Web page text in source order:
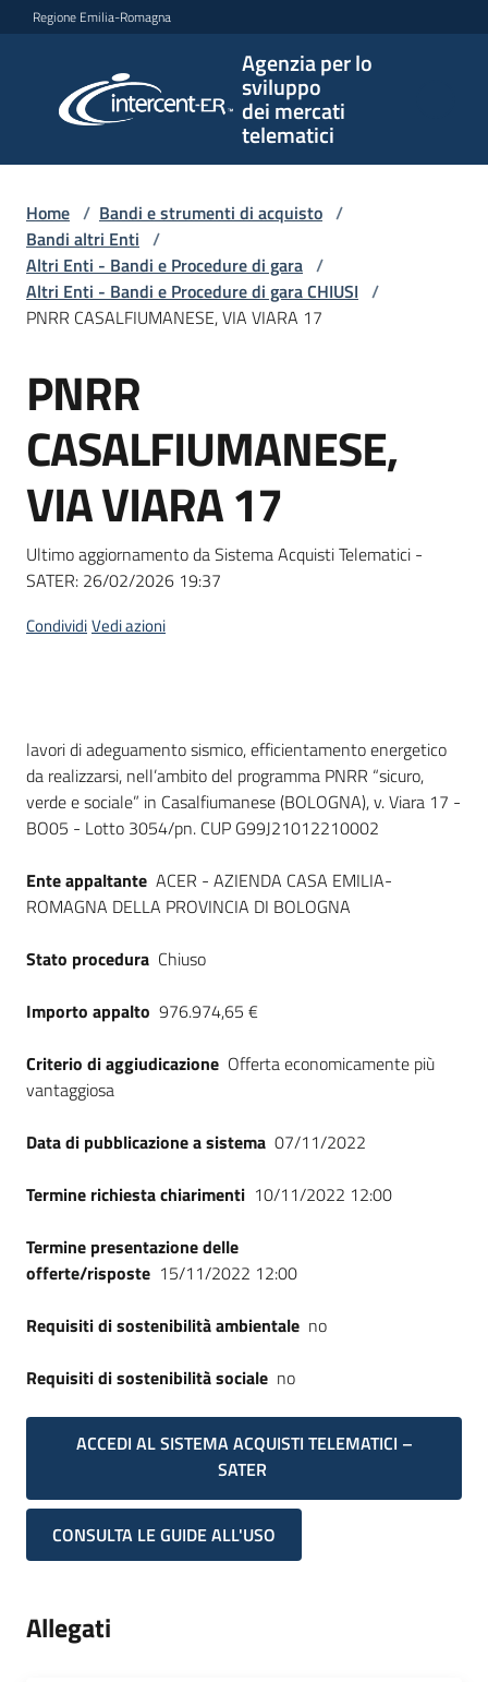
Vai al contenuto
Vai alla navigazione
Vai al footer
Regione Emilia-Romagna
Agenzia per lo
sviluppo
dei mercati
telematici
per lo
sviluppo
telematici
L'Agenzia
Bandi
strumenti
acquisto
Supporto
English
site
su
Home / Bandi e strumenti di acquisto /
Bandi altri Enti /
Altri Enti - Bandi e Procedure di gara /
Altri Enti - Bandi e Procedure di gara CHIUSI /
PNRR CASALFIUMANESE, VIA VIARA 17
Salta al contenuto
PNRR
CASALFIUMANESE,
VIA VIARA 17
Ultimo aggiornamento da Sistema Acquisti Telematici -
SATER: 26/02/2026 19:37
CondividiVedi azioni
Dati del bando
lavori di adeguamento sismico, efficientamento energetico
da realizzarsi, nell’ambito del programma PNRR “sicuro,
verde e sociale” in Casalfiumanese (BOLOGNA), v. Viara 17 -
BO05 - Lotto 3054/pn. CUP G99J21012210002
Ente appaltante ACER - AZIENDA CASA EMILIA-
ROMAGNA DELLA PROVINCIA DI BOLOGNA
Stato procedura Chiuso
Importo appalto 976.974,65 €
Criterio di aggiudicazione Offerta economicamente più
vantaggiosa
Data di pubblicazione a sistema 07/11/2022
Termine richiesta chiarimenti 10/11/2022 12:00
Termine presentazione delle
offerte/risposte 15/11/2022 12:00
Requisiti di sostenibilità ambientale no
Requisiti di sostenibilità sociale no
ACCEDI AL SISTEMA ACQUISTI TELEMATICI –
SATER
CONSULTA LE GUIDE ALL'USO
Allegati